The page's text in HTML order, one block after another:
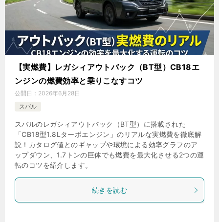
【実燃費】レガシィアウトバック（BT型）CB18エ
ンジンの燃費効率と乗りこなすコツ
公開日： 2026年6月28日
スバル
スバルのレガシィアウトバック（BT型）に搭載された
「CB18型1.8Lターボエンジン」のリアルな実燃費を徹底解
説！カタログ値とのギャップや環境による効率グラフのア
ップダウン、1.7トンの巨体でも燃費を最大化させる2つの運
転のコツを紹介します。
続きを読む